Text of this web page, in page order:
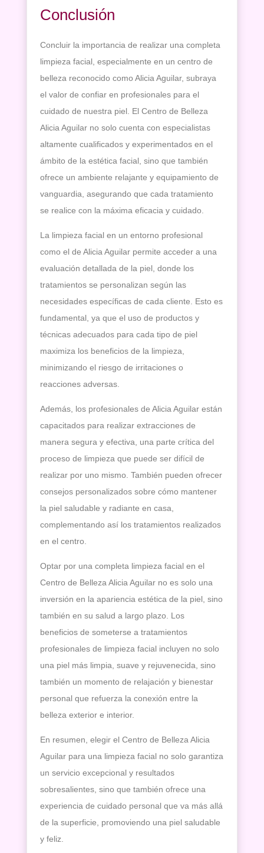
Conclusión
Concluir la importancia de realizar una completa
limpieza facial, especialmente en un centro de
belleza reconocido como Alicia Aguilar, subraya
el valor de confiar en profesionales para el
cuidado de nuestra piel. El Centro de Belleza
Alicia Aguilar no solo cuenta con especialistas
altamente cualificados y experimentados en el
ámbito de la estética facial, sino que también
ofrece un ambiente relajante y equipamiento de
vanguardia, asegurando que cada tratamiento
se realice con la máxima eficacia y cuidado.
La limpieza facial en un entorno profesional
como el de Alicia Aguilar permite acceder a una
evaluación detallada de la piel, donde los
tratamientos se personalizan según las
necesidades específicas de cada cliente. Esto es
fundamental, ya que el uso de productos y
técnicas adecuados para cada tipo de piel
maximiza los beneficios de la limpieza,
minimizando el riesgo de irritaciones o
reacciones adversas.
Además, los profesionales de Alicia Aguilar están
capacitados para realizar extracciones de
manera segura y efectiva, una parte crítica del
proceso de limpieza que puede ser difícil de
realizar por uno mismo. También pueden ofrecer
consejos personalizados sobre cómo mantener
la piel saludable y radiante en casa,
complementando así los tratamientos realizados
en el centro.
Optar por una completa limpieza facial en el
Centro de Belleza Alicia Aguilar no es solo una
inversión en la apariencia estética de la piel, sino
también en su salud a largo plazo. Los
beneficios de someterse a tratamientos
profesionales de limpieza facial incluyen no solo
una piel más limpia, suave y rejuvenecida, sino
también un momento de relajación y bienestar
personal que refuerza la conexión entre la
belleza exterior e interior.
En resumen, elegir el Centro de Belleza Alicia
Aguilar para una limpieza facial no solo garantiza
un servicio excepcional y resultados
sobresalientes, sino que también ofrece una
experiencia de cuidado personal que va más allá
de la superficie, promoviendo una piel saludable
y feliz.